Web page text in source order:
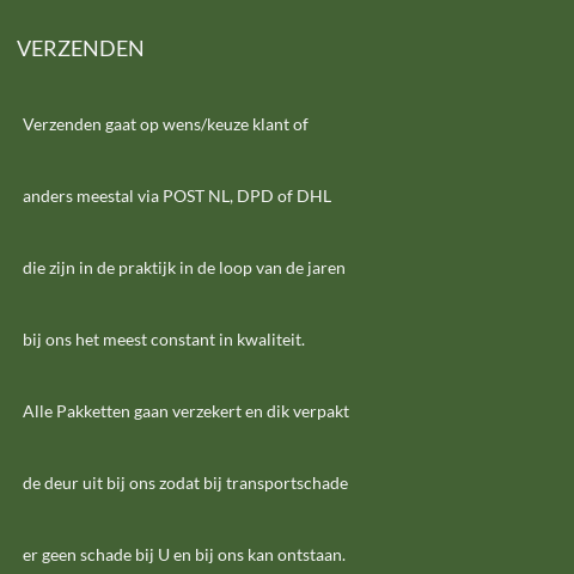
VERZENDEN
Verzenden gaat op wens/keuze klant of
anders meestal via POST NL, DPD of DHL
die zijn in de praktijk in de loop van de jaren
bij ons het meest constant in kwaliteit.
Alle Pakketten gaan verzekert en dik verpakt
de deur uit bij ons zodat bij transportschade
er geen schade bij U en bij ons kan ontstaan.